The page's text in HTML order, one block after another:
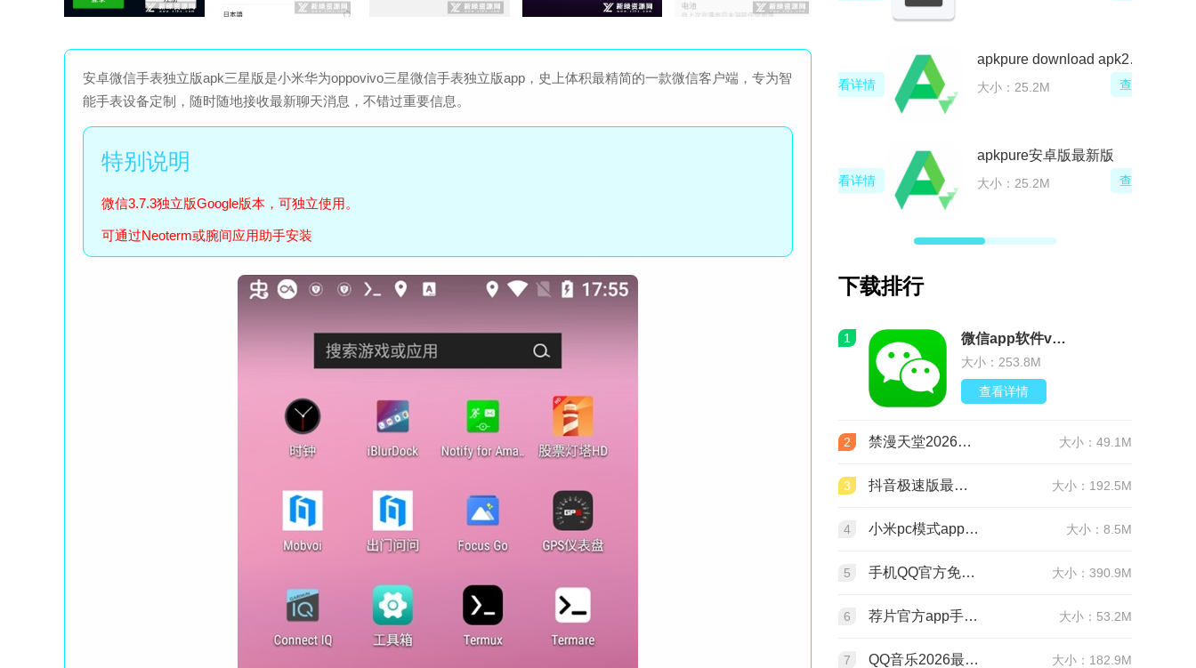
安卓微信手表独立版apk三星版是小米华为oppovivo三星微信手表独立版app，史上体积最精简的一款微信客户端，专为智
能手表设备定制，随时随地接收最新聊天消息，不错过重要信息。
微信3.7.3独立版Google版本，可独立使用。
可通过Neoterm或腕间应用助手安装
和平营地模拟器最新版
大小：129.9M 查看详情
和平营地国际版
大小：129.9M 查看详情
下载排行
1 微信app软件v8.0.76 官方版
大小：253.8M
查看详情
2 禁漫天堂2026最新版安装包(JMComic3)v2.0.29安卓版 大小：49.1M
3 抖音极速版最新版本官方版2026v39.7.0安卓版 大小：192.5M
4 小米pc模式app安装包(小米pc模式beta版)v12.1.208.5平板版 大小：8.5M
5 手机QQ官方免费最新版v9.3.25 官方正版 大小：390.9M
6 荐片官方app手机最新版v4.2.5安卓版 大小：53.2M
7 QQ音乐2026最新版app20.6.5.8 官方安卓版 大小：182.9M